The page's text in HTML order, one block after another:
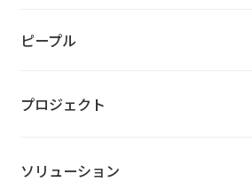
ピープル
プロジェクト
ソリューション